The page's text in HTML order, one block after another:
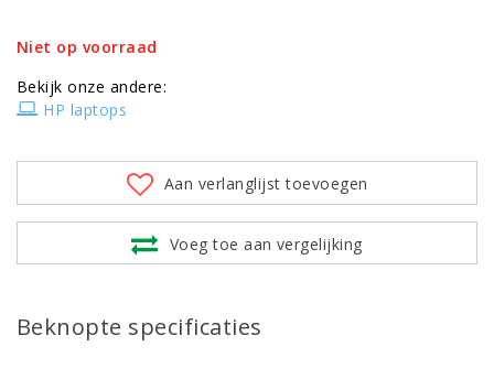
Niet op voorraad
Bekijk onze andere:
HP laptops
Aan verlanglijst toevoegen
Voeg toe aan vergelijking
Beknopte specificaties